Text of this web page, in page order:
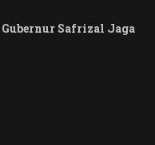
Safrizal Jaga